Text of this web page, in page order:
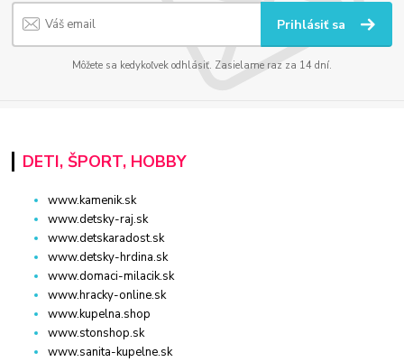
Prihlásiť sa
Môžete sa kedykoľvek odhlásiť. Zasielame raz za 14 dní.
DETI, ŠPORT, HOBBY
www.kamenik.sk
www.detsky-raj.sk
www.detskaradost.sk
www.detsky-hrdina.sk
www.domaci-milacik.sk
www.hracky-online.sk
www.kupelna.shop
www.stonshop.sk
www.sanita-kupelne.sk